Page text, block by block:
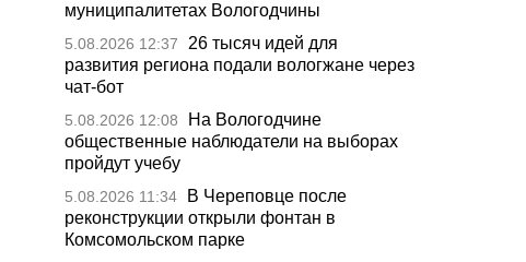
муниципалитетах Вологодчины
5.08.2026 12:37
26 тысяч идей для
развития региона подали вологжане через
чат-бот
5.08.2026 12:08
На Вологодчине
общественные наблюдатели на выборах
пройдут учебу
5.08.2026 11:34
В Череповце после
реконструкции открыли фонтан в
Комсомольском парке